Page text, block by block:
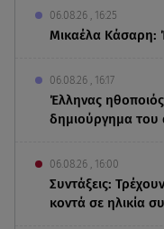
06.08.26 , 16:25
Μικαέλα Κάσαρη:
06.08.26 , 16:17
Έλληνας
δημιούργημα
06.08.26 , 16:00
Συντάξεις:
κοντά σε ηλικία